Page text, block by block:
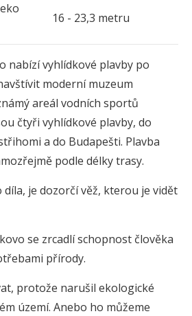
16 - 23,3 metru
nabízí vyhlídkové plavby po
moderní muzeum
areál vodních sportů
čtyři vyhlídkové plavby, do
a do Budapešti. Plavba
podle délky trasy.
je dozorčí věž, kterou je vidět
se zrcadlí schopnost člověka
přírody.
protože narušil ekologické
území. Anebo ho můžeme